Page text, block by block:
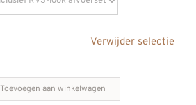
Verwijder selectie
Toevoegen aan winkelwagen